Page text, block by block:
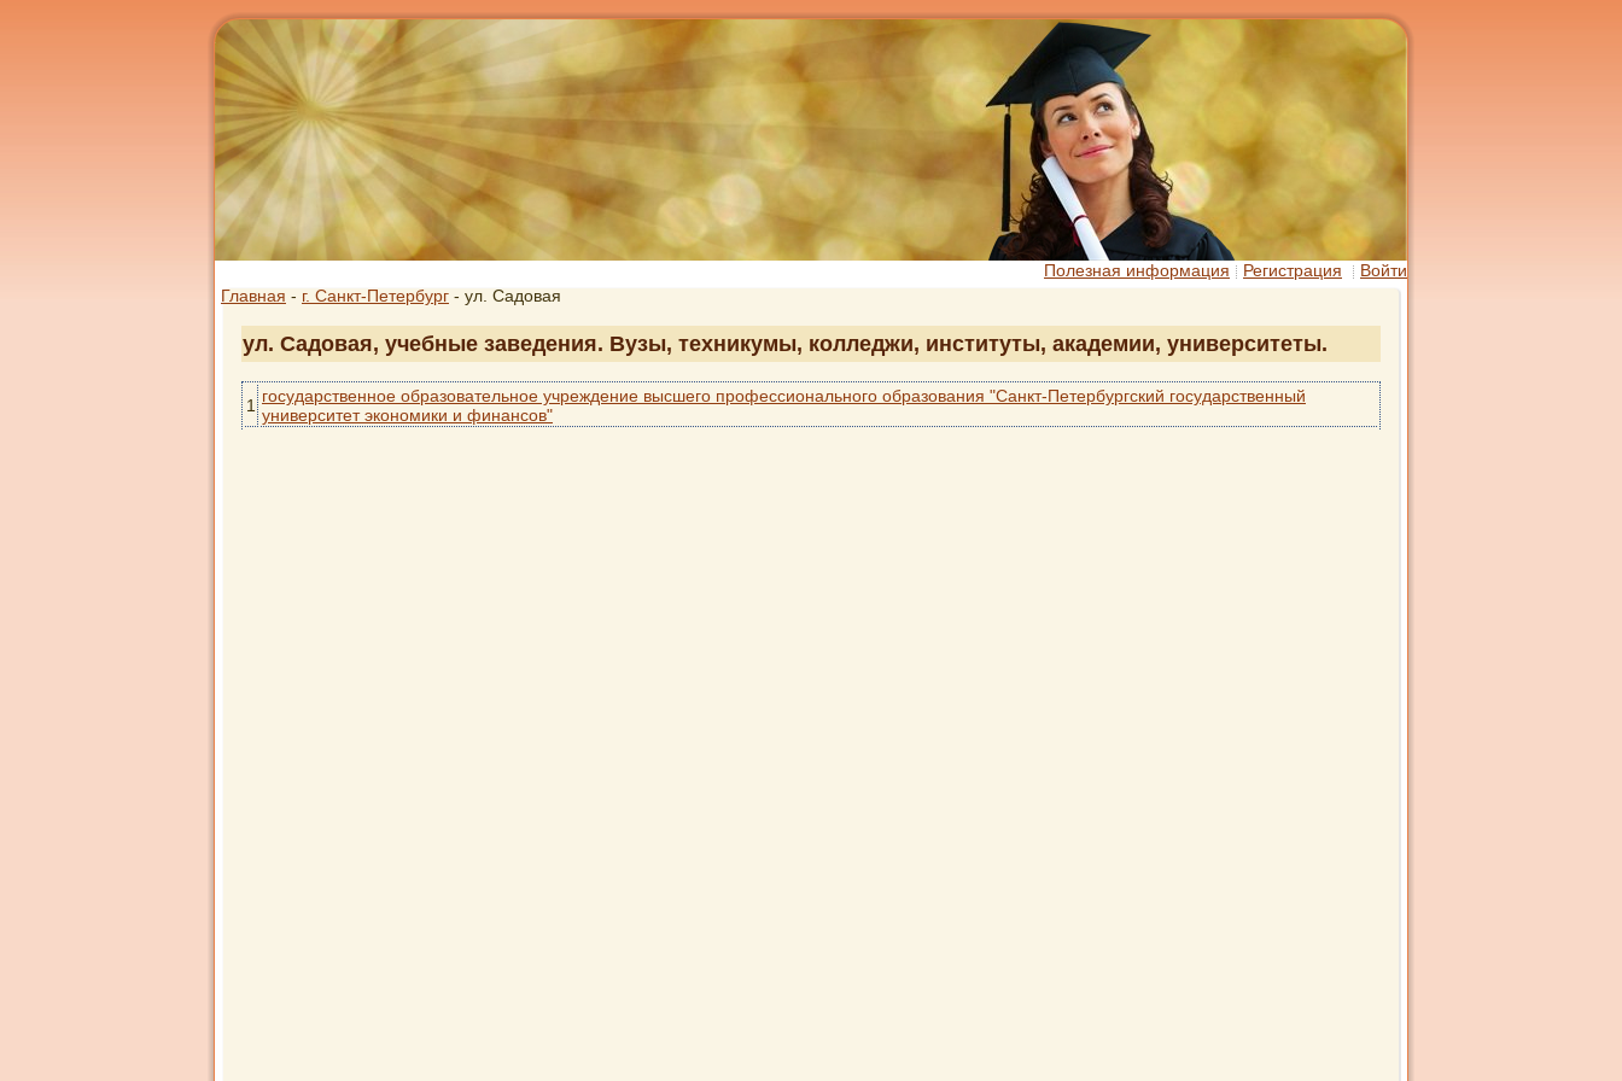
Полезная информация Регистрация
Войти
Главная - г. Санкт-Петербург - ул. Садовая
ул. Садовая, учебные заведения. Вузы, техникумы, колледжи, институты, академии, университеты.
1 государственное образовательное учреждение высшего профессионального образования "Санкт-Петербургский государственный
университет экономики и финансов"